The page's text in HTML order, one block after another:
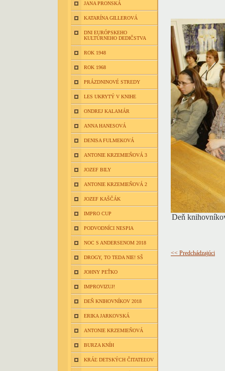
JANA PRONSKÁ
KATARÍNA GILLEROVÁ
DNI EURÓPSKEHO
KULTÚRNEHO DEDIČSTVA
ROK 1948
ROK 1968
PRÁZDNINOVÉ STREDY
LES UKRYTÝ V KNIHE
ONDREJ KALAMÁR
ANNA HANESOVÁ
DENISA FULMEKOVÁ
ANTONIE KRZEMIEŇOVÁ 3
JOZEF BILY
ANTONIE KRZEMIEŇOVÁ 2
JOZEF KAŠČÁK
IMPRO CUP
PODVODNÍCI NESPIA
NOC S ANDERSENOM 2018
DROGY, TO TEDA NIE! SŠ
JOHNY PEŤKO
IMPROVIZUJ!
DEŇ KNIHOVNÍKOV 2018
ERIKA JARKOVSKÁ
ANTONIE KRZEMIEŇOVÁ
BURZA KNÍH
KRÁĽ DETSKÝCH ČITATEĽOV
Deň
<< Predchádzajúci